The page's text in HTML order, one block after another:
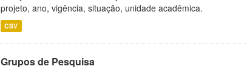
projeto, ano, vigência, situação, unidade acadêmica.
CSV
Grupos de Pesquisa